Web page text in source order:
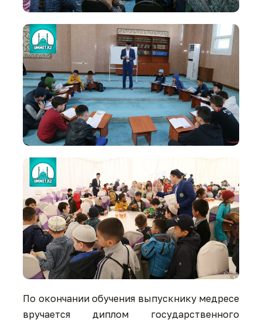
По окончании обучения выпускнику медресе
вручается диплом государственного